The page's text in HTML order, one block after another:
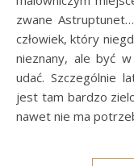
zwane
człowiek, który
nieznany, ale być
udać. Szczególnie
jest tam bardzo
nawet nie ma